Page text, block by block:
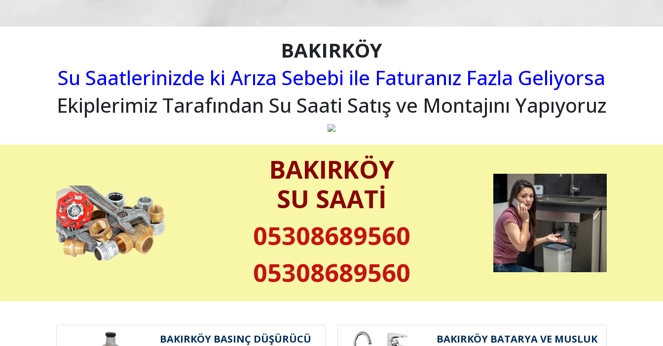
BAKIRKÖY
Su Saatlerinizde ki Arıza Sebebi ile Faturanız Fazla Geliyorsa
Ekiplerimiz Tarafından Su Saati Satış ve Montajını Yapıyoruz
BAKIRKÖY
SU SAATİ
05308689560
05308689560
BAKIRKÖY BASINÇ DÜŞÜRÜCÜ BAKIRKÖY BATARYA VE MUSLUK